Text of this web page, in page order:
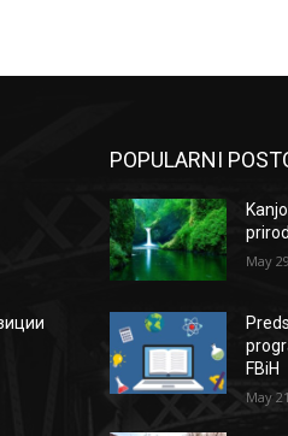
POPULARNI
May
FBiH
May